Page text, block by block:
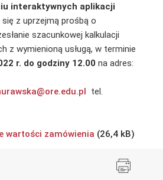
interaktywnych aplikacji
się z uprzejmą prośbą o
szacunkowej kalkulacji
z wymienioną usługą, w terminie
r. do godziny 12.00 na adres:
tel.
wartości zamówienia